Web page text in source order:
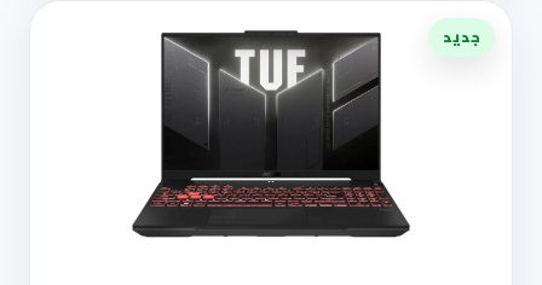
جديد